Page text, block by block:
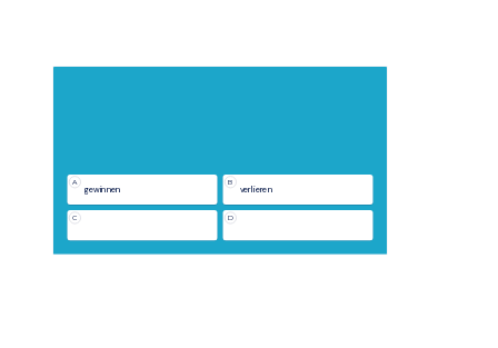
A
gewinnen
B
verlieren
C D